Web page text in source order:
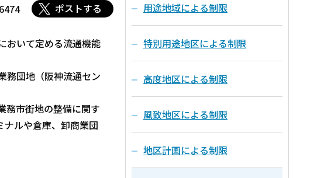
ポストする
おいて定める流通機能
務団地（阪神流通セン
務市街地の整備に関す
ナルや倉庫、卸商業団
用途地域による制限
特別用途地区による制限
高度地区による制限
風致地区による制限
地区計画による制限